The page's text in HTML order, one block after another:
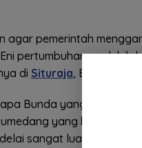
agar pemerintah
pertumbuhannya
di Situraja, Eni
Bunda yang eksis di
yang benar-
sangat luar biasa.